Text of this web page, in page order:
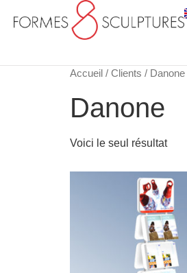
Accueil / Clients / Danone
Danone
Voici le seul résultat